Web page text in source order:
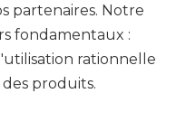
partenaires. Notre
fondamentaux :
rationnelle
produits.